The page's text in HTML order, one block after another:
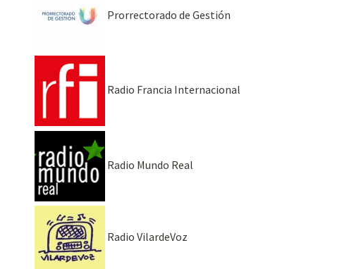
Prorrectorado de Gestión
Radio Francia Internacional
Radio Mundo Real
Radio VilardeVoz